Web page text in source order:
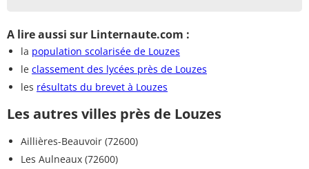
A lire aussi sur Linternaute.com :
la population scolarisée de Louzes
le classement des lycées près de Louzes
les résultats du brevet à Louzes
Les autres villes près de Louzes
Aillières-Beauvoir (72600)
Les Aulneaux (72600)